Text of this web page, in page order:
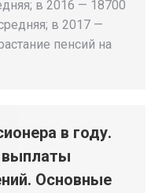
в 2016 — 18700
в 2017 —
пенсий на
в году.
Основные